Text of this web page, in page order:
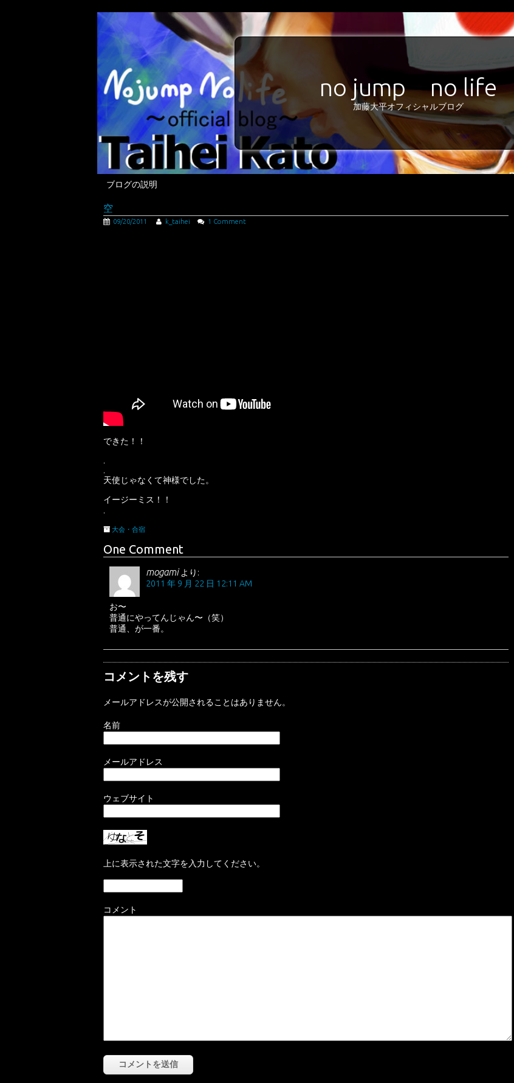
no jump no life
加藤大平オフィシャルブログ
ブログの説明
空
09/20/2011 k_taihei 1 Comment
できた！！
.
.
天使じゃなくて神様でした。
イージーミス！！
.
大会・合宿
One Comment
mogami より:
2011 年 9 月 22 日 12:11 AM
お〜
普通にやってんじゃん〜（笑）
普通、が一番。
コメントを残す
メールアドレスが公開されることはありません。
名前
メールアドレス
ウェブサイト
上に表示された文字を入力してください。
コメント